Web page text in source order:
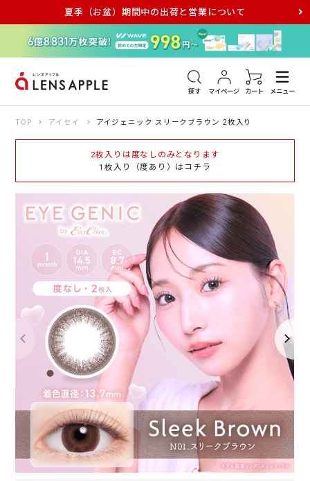
夏季（お盆）期間中の出荷と営業について
探す マイページ カート メニュー
アキュビュー メダリスト メガネ
TOP アイセイ アイジェニック スリークブラウン 2枚入り
2枚入りは度なしのみとなります
1枚入り（度あり）はコチラ